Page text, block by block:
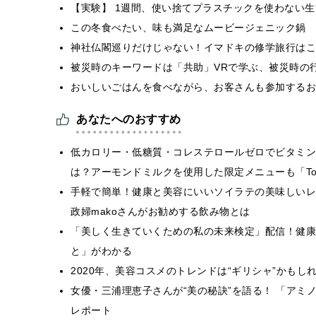
【実験】 1週間、使い捨てプラスチックを使わない
この冬食べたい、味も満足なムービージェニック鍋
神社仏閣巡りだけじゃない！イマドキの修学旅行は
被災時のキーワードは「共助」VRで学ぶ、被災時の
おいしいごはんを食べながら、お客さんも参加する
あなたへのおすすめ
低カロリー・低糖質・コレステロールゼロでビタミ
は？アーモンドミルクを使用した限定メニューも「
手軽で簡単！健康と美容にいいソイラテの美味しい
政婦makoさんがお勧めする飲み物とは
「美しく生きていくための私の未来検定」配信！
と」がわかる
2020年、美容コスメのトレンドは“ギリシャ”かもし
女優・三浦理恵子さんが“美の秘訣”を語る！ 「アミ
レポート